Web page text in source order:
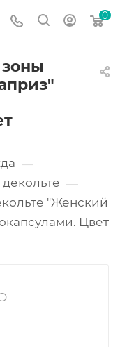
0
—
—
"Женский
Цвет